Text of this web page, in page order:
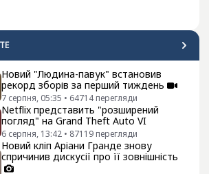
Новий "Людина-павук" встановив
рекорд зборів за перший тиждень
7 серпня, 05:35 • 64714 перегляди
Netflix представить "розширений
погляд" на Grand Theft Auto VI
6 серпня, 13:42 • 87119 перегляди
Новий кліп Аріани Гранде знову
спричинив дискусії про її зовнішність